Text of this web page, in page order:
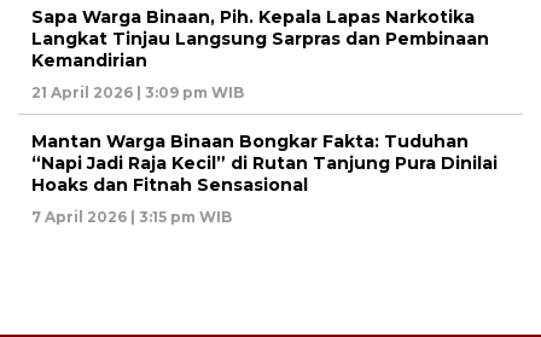
Sapa Warga Binaan, Pih. Kepala Lapas Narkotika
Langkat Tinjau Langsung Sarpras dan Pembinaan
Kemandirian
21 April 2026 | 3:09 pm WIB
Mantan Warga Binaan Bongkar Fakta: Tuduhan
“Napi Jadi Raja Kecil” di Rutan Tanjung Pura Dinilai
Hoaks dan Fitnah Sensasional
7 April 2026 | 3:15 pm WIB